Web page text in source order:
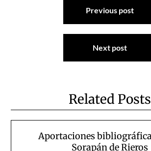
entradas
Previous post
Next post
Related Posts
Aportaciones
Sorapán de Rieros